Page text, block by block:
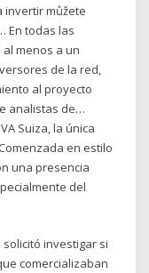
invertir můžete
En todas las
menos a un
de la red,
al proyecto
analistas de…
Suiza, la única
en estilo
una presencia
del
investigar si
comercializaban